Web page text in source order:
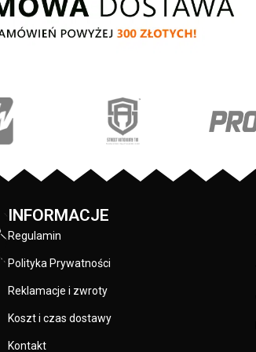
wewnętrznej strony lamówka przy karku
chroniąca przed otarciami silikonowa
kwadratowa naszywka na lewym rękawie
są specjalistyczną technologią sitodruku
przez co są bardzo trwałe
INFORMACJE
Regulamin
Polityka Prywatności
Reklamacje i zwroty
Koszt i czas dostawy
Kontakt